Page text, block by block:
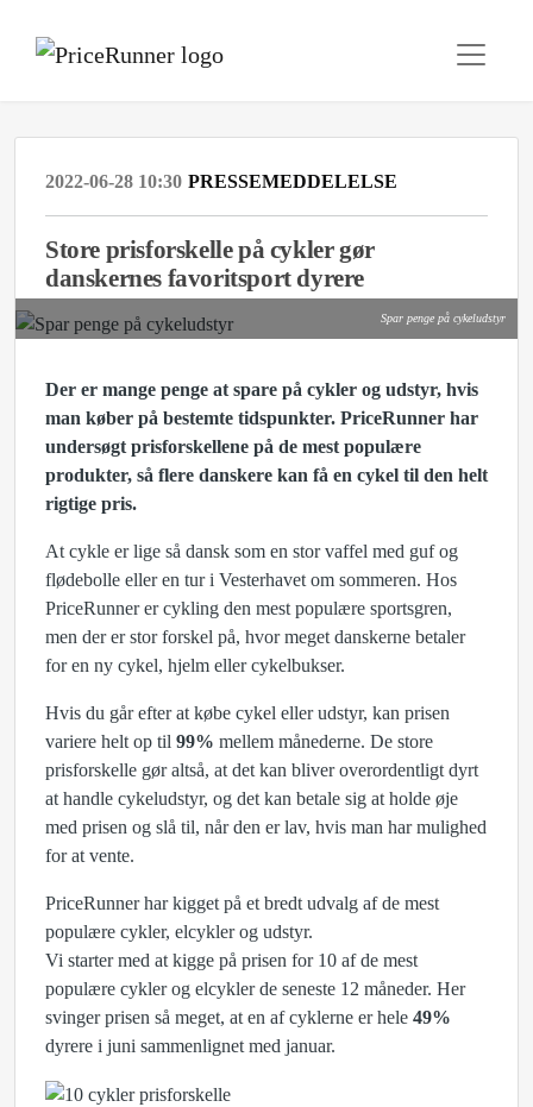
2022-06-28 10:30 PRESSEMEDDELELSE
Store prisforskelle på cykler gør
danskernes favoritsport dyrere
Spar penge på cykeludstyr
Der er mange penge at spare på cykler og udstyr, hvis
man køber på bestemte tidspunkter. PriceRunner har
undersøgt prisforskellene på de mest populære
produkter, så flere danskere kan få en cykel til den helt
rigtige pris.
At cykle er lige så dansk som en stor vaffel med guf og
flødebolle eller en tur i Vesterhavet om sommeren. Hos
PriceRunner er cykling den mest populære sportsgren,
men der er stor forskel på, hvor meget danskerne betaler
for en ny cykel, hjelm eller cykelbukser.
Hvis du går efter at købe cykel eller udstyr, kan prisen
variere helt op til 99% mellem månederne. De store
prisforskelle gør altså, at det kan bliver overordentligt dyrt
at handle cykeludstyr, og det kan betale sig at holde øje
med prisen og slå til, når den er lav, hvis man har mulighed
for at vente.
PriceRunner har kigget på et bredt udvalg af de mest
populære cykler, elcykler og udstyr.
Vi starter med at kigge på prisen for 10 af de mest
populære cykler og elcykler de seneste 12 måneder. Her
svinger prisen så meget, at en af cyklerne er hele 49%
dyrere i juni sammenlignet med januar.